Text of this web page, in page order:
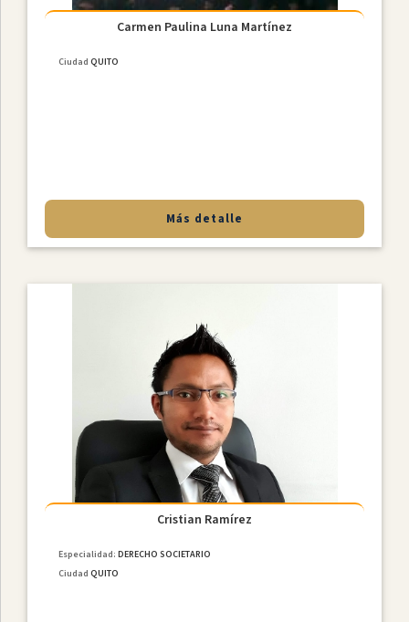
Carmen Paulina Luna Martínez
Ciudad QUITO
Más detalle
Cristian Ramírez
Especialidad:DERECHO SOCIETARIO
Ciudad QUITO